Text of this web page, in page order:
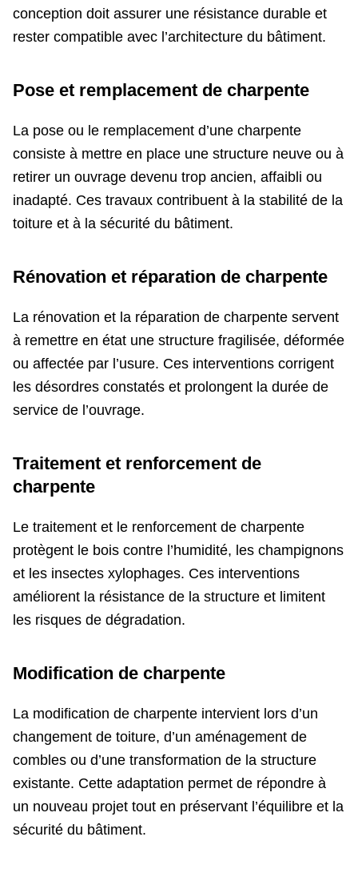
conception doit assurer une résistance durable et
rester compatible avec l’architecture du bâtiment.
Pose et remplacement de charpente
La pose ou le remplacement d’une charpente
consiste à mettre en place une structure neuve ou à
retirer un ouvrage devenu trop ancien, affaibli ou
inadapté. Ces travaux contribuent à la stabilité de la
toiture et à la sécurité du bâtiment.
Rénovation et réparation de charpente
La rénovation et la réparation de charpente servent
à remettre en état une structure fragilisée, déformée
ou affectée par l’usure. Ces interventions corrigent
les désordres constatés et prolongent la durée de
service de l’ouvrage.
Traitement et renforcement de
charpente
Le traitement et le renforcement de charpente
protègent le bois contre l’humidité, les champignons
et les insectes xylophages. Ces interventions
améliorent la résistance de la structure et limitent
les risques de dégradation.
Modification de charpente
La modification de charpente intervient lors d’un
changement de toiture, d’un aménagement de
combles ou d’une transformation de la structure
existante. Cette adaptation permet de répondre à
un nouveau projet tout en préservant l’équilibre et la
sécurité du bâtiment.